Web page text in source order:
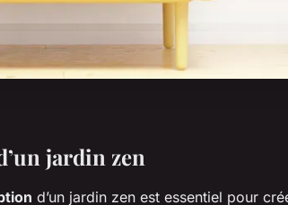
jardin zen
d’un jardin zen est essentiel pour